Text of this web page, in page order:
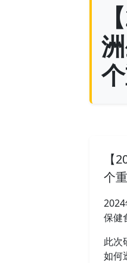
【
个
保健
此次
如何